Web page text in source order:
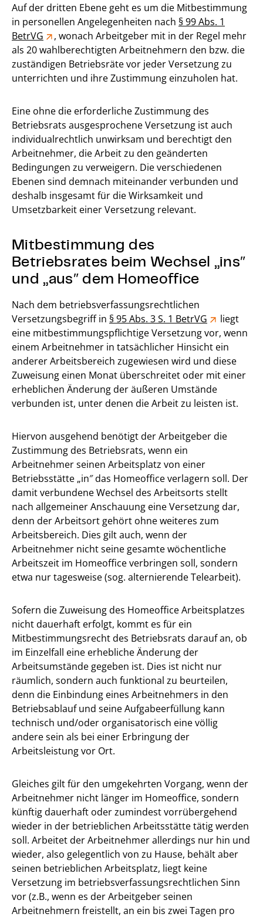
Auf der dritten Ebene geht es um die Mitbestimmung
in personellen Angelegenheiten nach § 99 Abs. 1
BetrVG
, wonach Arbeitgeber mit in der Regel mehr
als 20 wahlberechtigten Arbeitnehmern den bzw. die
zuständigen Betriebsräte vor jeder Versetzung zu
unterrichten und ihre Zustimmung einzuholen hat.
Eine ohne die erforderliche Zustimmung des
Betriebsrats ausgesprochene Versetzung ist auch
individualrechtlich unwirksam und berechtigt den
Arbeitnehmer, die Arbeit zu den geänderten
Bedingungen zu verweigern. Die verschiedenen
Ebenen sind demnach miteinander verbunden und
deshalb insgesamt für die Wirksamkeit und
Umsetzbarkeit einer Versetzung relevant.
Mitbestimmung des
Betriebsrates beim Wechsel „ins″
und „aus″ dem Homeoffice
Nach dem betriebsverfassungsrechtlichen
Versetzungsbegriff in § 95 Abs. 3 S. 1 BetrVG
liegt
eine mitbestimmungspflichtige Versetzung vor, wenn
einem Arbeitnehmer in tatsächlicher Hinsicht ein
anderer Arbeitsbereich zugewiesen wird und diese
Zuweisung einen Monat überschreitet oder mit einer
erheblichen Änderung der äußeren Umstände
verbunden ist, unter denen die Arbeit zu leisten ist.
Hiervon ausgehend benötigt der Arbeitgeber die
Zustimmung des Betriebsrats, wenn ein
Arbeitnehmer seinen Arbeitsplatz von einer
Betriebsstätte „in″ das Homeoffice verlagern soll. Der
damit verbundene Wechsel des Arbeitsorts stellt
nach allgemeiner Anschauung eine Versetzung dar,
denn der Arbeitsort gehört ohne weiteres zum
Arbeitsbereich. Dies gilt auch, wenn der
Arbeitnehmer nicht seine gesamte wöchentliche
Arbeitszeit im Homeoffice verbringen soll, sondern
etwa nur tagesweise (sog. alternierende Telearbeit).
Sofern die Zuweisung des Homeoffice Arbeitsplatzes
nicht dauerhaft erfolgt, kommt es für ein
Mitbestimmungsrecht des Betriebsrats darauf an, ob
im Einzelfall eine erhebliche Änderung der
Arbeitsumstände gegeben ist. Dies ist nicht nur
räumlich, sondern auch funktional zu beurteilen,
denn die Einbindung eines Arbeitnehmers in den
Betriebsablauf und seine Aufgabeerfüllung kann
technisch und/oder organisatorisch eine völlig
andere sein als bei einer Erbringung der
Arbeitsleistung vor Ort.
Gleiches gilt für den umgekehrten Vorgang, wenn der
Arbeitnehmer nicht länger im Homeoffice, sondern
künftig dauerhaft oder zumindest vorrübergehend
wieder in der betrieblichen Arbeitsstätte tätig werden
soll. Arbeitet der Arbeitnehmer allerdings nur hin und
wieder, also gelegentlich von zu Hause, behält aber
seinen betrieblichen Arbeitsplatz, liegt keine
Versetzung im betriebsverfassungsrechtlichen Sinn
vor (z.B., wenn es der Arbeitgeber seinen
Arbeitnehmern freistellt, an ein bis zwei Tagen pro